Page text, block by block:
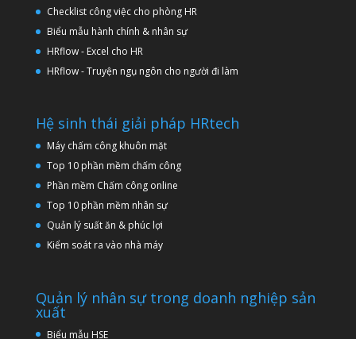
Checklist công việc cho phòng HR
Biểu mẫu hành chính & nhân sự
HRflow - Excel cho HR
HRflow - Truyện ngụ ngôn cho người đi làm
Hệ sinh thái giải pháp HRtech
Máy chấm công khuôn mặt
Top 10 phần mềm chấm công
Phần mềm Chấm công online
Top 10 phần mềm nhân sự
Quản lý suất ăn & phúc lợi
Kiểm soát ra vào nhà máy
Quản lý nhân sự trong doanh nghiệp sản
xuất
Biểu mẫu HSE